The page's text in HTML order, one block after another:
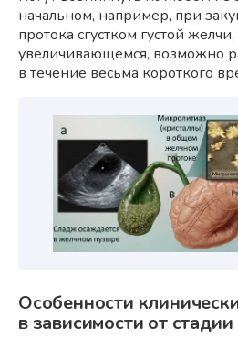
начальном, например, при
протока сгустком густой
увеличивающемся, возможно
в течение весьма короткого
Особенности
в зависимости от стадии